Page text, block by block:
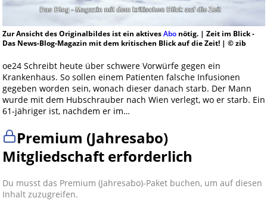
Zur Ansicht des Originalbildes ist ein aktivesAbonötig. | Zeit im Blick -
Das News-Blog-Magazin mit dem kritischen Blick auf die Zeit! | © zib
oe24 Schreibt heute über schwere Vorwürfe gegen ein
Krankenhaus. So sollen einem Patienten falsche Infusionen
gegeben worden sein, wonach dieser danach starb. Der Mann
wurde mit dem Hubschrauber nach Wien verlegt, wo er starb. Ein
61-jähriger ist, nachdem er im…
Premium (Jahresabo)
Mitgliedschaft erforderlich
Du musst das Premium (Jahresabo)-Paket buchen, um auf diesen
Inhalt zuzugreifen.